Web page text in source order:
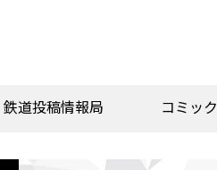
鉄道投稿情報局 コミック